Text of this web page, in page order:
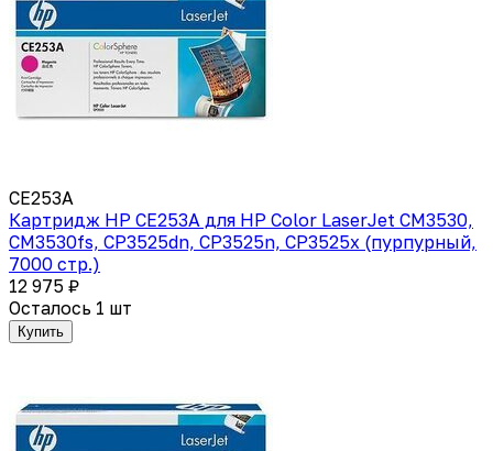
CE253A
Картридж HP CE253A для HP Color LaserJet CM3530,
CM3530fs, CP3525dn, CP3525n, CP3525x (пурпурный,
7000 стр.)
12 975 ₽
Осталось 1 шт
Купить